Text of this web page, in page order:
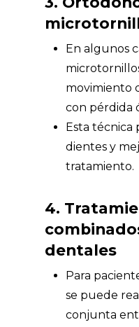
En algunos
movimiento
con pérdida
Esta técnica
dientes y
tratamiento.
4.
dentales
Para
se puede
conjunta